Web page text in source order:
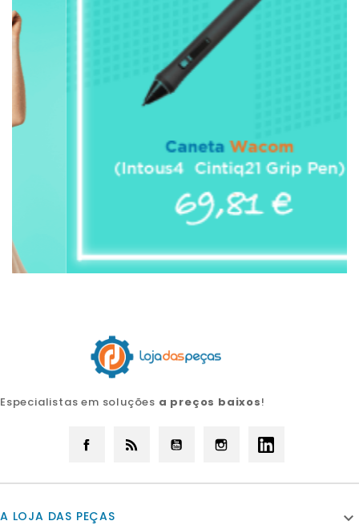
Especialistas em soluções a preços baixos!
Facebook YouTube Instagram
A LOJA DAS PEÇAS 